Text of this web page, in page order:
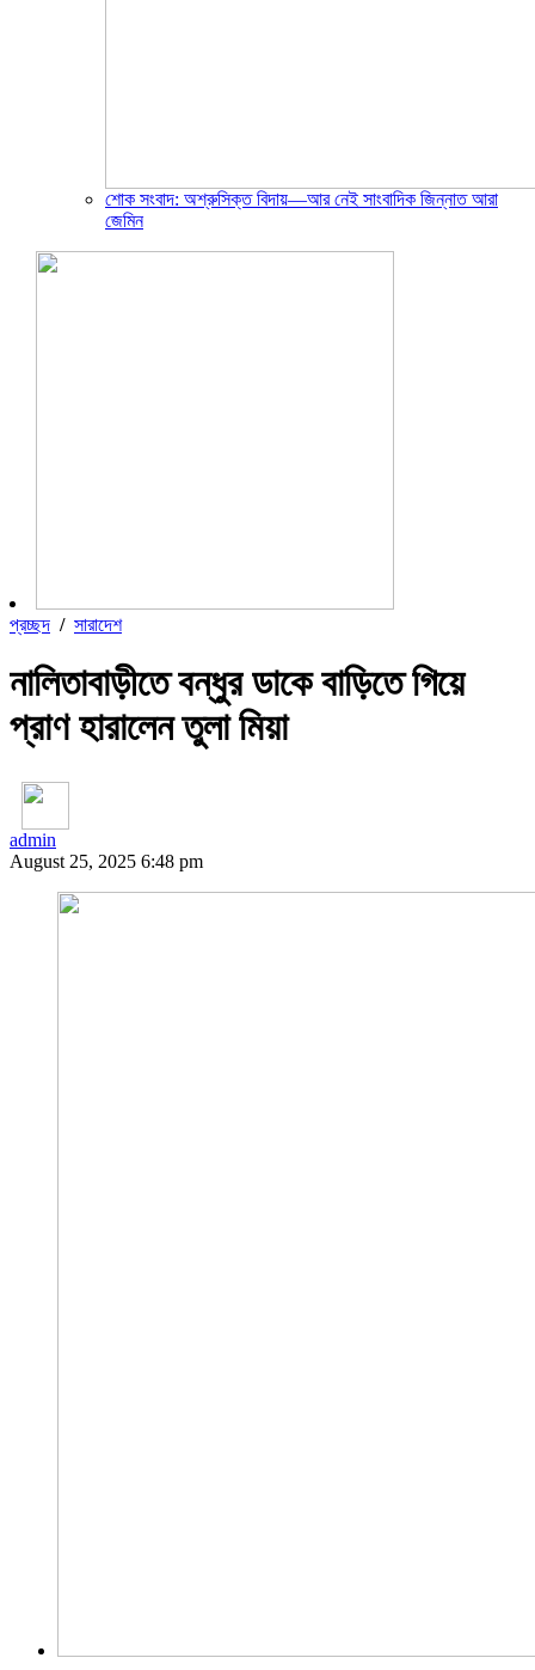
শোক সংবাদ: অশ্রুসিক্ত বিদায়—আর নেই সাংবাদিক জিন্নাত আরা
জেমিন
প্রচ্ছদ / সারাদেশ
নালিতাবাড়ীতে বন্ধুর ডাকে বাড়িতে গিয়ে
প্রাণ হারালেন তুলা মিয়া
admin
August 25, 2025 6:48 pm